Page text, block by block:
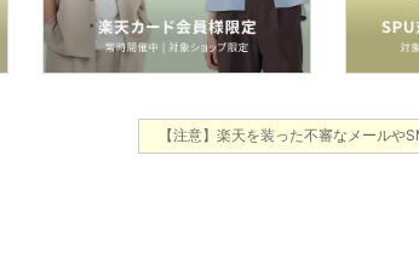
【注意】楽天を装った不審なメールや